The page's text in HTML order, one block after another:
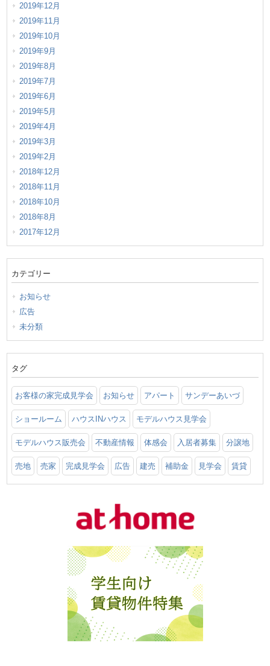
2019年12月
2019年11月
2019年10月
2019年9月
2019年8月
2019年7月
2019年6月
2019年5月
2019年4月
2019年3月
2019年2月
2018年12月
2018年11月
2018年10月
2018年8月
2017年12月
カテゴリー
お知らせ
広告
未分類
タグ
お客様の家完成見学会 お知らせ アパート サンデーあいづ
ショールーム ハウスINハウス モデルハウス見学会
モデルハウス販売会 不動産情報 体感会 入居者募集 分譲地
売地 売家 完成見学会 広告 建売 補助金 見学会 賃貸